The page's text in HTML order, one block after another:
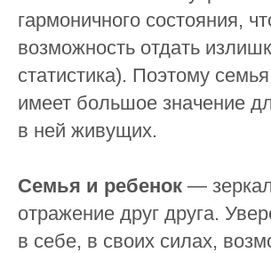
гармоничного состояния,
возможность отдать
статистика). Поэтому
имеет большое значение
в ней живущих.
Семья и ребенок —
отражение друг друга.
в себе, в своих силах,